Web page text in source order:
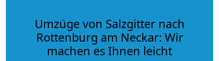
Umzüge von Salzgitter nach
Rottenburg am Neckar: Wir
machen es Ihnen leicht